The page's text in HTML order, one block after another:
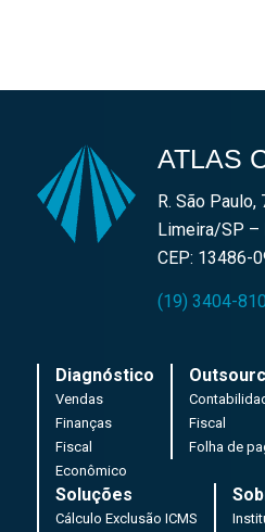
ATLAS
R. São
Limeira/SP –
CEP: 13486-
(19) 3404-
Diagnóstico
Vendas
Finanças
Fiscal
Econômico
Fiscal
Folha de
Soluções
Cálculo Exclusão ICMS